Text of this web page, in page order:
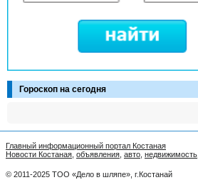
Гороскоп на сегодня
Главный информационный портал Костаная
Новости Костаная объявления авто недвижимость
© 2011-2025 ТОО «Дело в шляпе», г.Костанай